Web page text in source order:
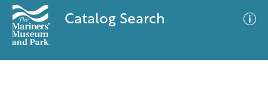
Catalog Search